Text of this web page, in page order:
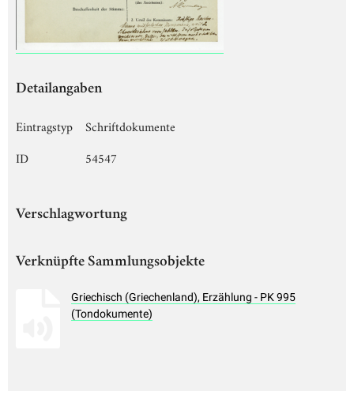
Detailangaben
Eintragstyp
Schriftdokumente
ID
54547
Verschlagwortung
Verknüpfte Sammlungsobjekte
Griechisch (Griechenland), Erzählung - PK 995
(Tondokumente)